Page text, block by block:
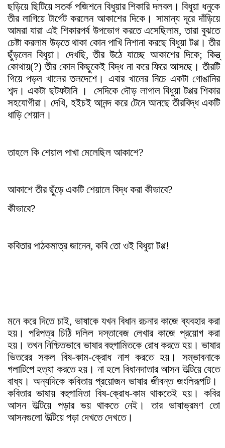
ছড়িয়ে ছিটিয়ে সতর্ক পজিশনে বিধুয়ার শিকারি দলবল। বিধুয়া ধনুকে
তীর লাগিয়ে টার্গেট করলেন আকাশের দিকে। সামান্য দূরে দাঁড়িয়ে
আমরা যারা এই শিকারপর্ব উপভোগ করতে এসেছিলাম, তারা বুঝতে
চেষ্টা করলাম উড়তে থাকা কোন পাখি নিশানা করছে বিধুয়া টপ্প। তীর
ছুঁড়লেন বিধুয়া। দেখছি, তীর উঠে যাচ্ছে আকাশের দিকে; কিন্ত্
কোথায়(?) তীর কোন কিছুকেই বিদ্ধ না করে ফিরে আসছে। তীরটি
গিয়ে পড়ল খালের তলদেশে। এবার খালের নিচে একটা গোঙানির
শব্দ। একটা ছটফটানি ।
সেদিকে দৌড় লাগাল বিধুয়া টপ্পর শিকার
সহযোগীরা। দেখি, হইচই আনন্দ করে টেনে আনছে তীরবিদ্ধ একটি
ধাড়ি শেয়াল।
তাহলে কি শেয়াল পাখা মেলেছিল আকাশে?
আকাশে তীর ছুঁড়ে একটি শেয়ালে বিদ্ধ করা কীভাবে?
কীভাবে?
কবিতার পাঠকমাত্র জানেন, কবি তো ওই বিধুয়া টপ্প!
মনে করে দিতে চাই, ভাষাকে যখন বিধান রচনার কাজে ব্যবহার করা
হয় । পরিপত্র চিঠি দলিল দস্তাবেজ লেখার কাজে প্রয়োগ করা
হয় । তখন নিশ্চিতভাবে ভাষার বহুগামিতকে রোধ করতে হয়। ভাষার
ভিতরের সকল বিষ-কাম-ক্রোধ নাশ করতে হয়। সম্ভাবনাকে
গলাটিপে হত্যা করতে হয়। না হলে বিধানদাতার আসন উল্টিয়ে যেতে
বাধ্য। অন্যদিকে কবিতায় প্রয়োজন ভাষার জীবন্ত জংলিরূপটি।
কবিতার ভাষায় বহুগামিতা বিষ-ক্রোধ-কাম থাকতেই হয়। কবির
আসন উল্টিয়ে পড়ার ভয় থাকতে নেই। তার ভাষাভ্রমণ তো
আসনগুলো উল্টিয়ে পড়া দেখতেদেখতে।